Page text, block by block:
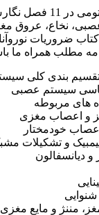
کتاب ضروریات
نخاع، عروق
ضروریات
مطلب همراه ما